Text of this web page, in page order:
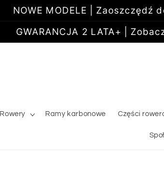
NOWE MODELE | Zaoszczędź
GWARANCJA 2 LATA+ |
Rowery Ramy karbonowe Części